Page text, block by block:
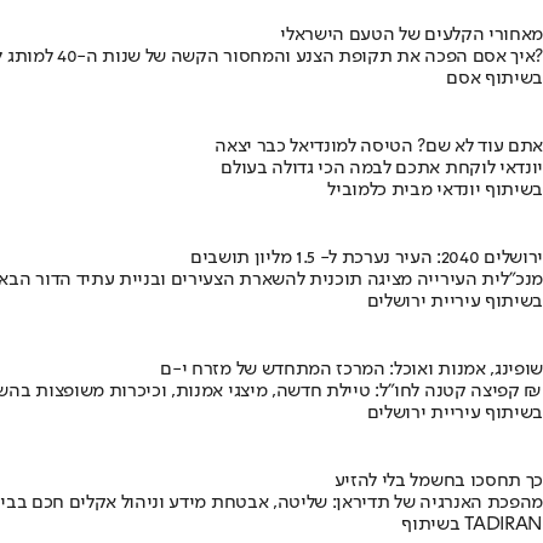
מאחורי הקלעים של הטעם הישראלי
איך אסם הפכה את תקופת הצנע והמחסור הקשה של שנות ה-40 למותג לאומי?
בשיתוף אסם
אתם עוד לא שם? הטיסה למונדיאל כבר יצאה
יונדאי לוקחת אתכם לבמה הכי גדולה בעולם
בשיתוף יונדאי מבית כלמוביל
ירושלים 2040: העיר נערכת ל- 1.5 מליון תושבים
מנכ"לית העירייה מציגה תוכנית להשארת הצעירים ובניית עתיד הדור
בשיתוף עיריית ירושלים
שופינג, אמנות ואוכל: המרכז המתחדש של מזרח י-ם
קפיצה קטנה לחו"ל: טיילת חדשה, מיצגי אמנות, וכיכרות משופצות בהשקעה של 100 מיליון ₪
בשיתוף עיריית ירושלים
כך תחסכו בחשמל בלי להזיע
מהפכת האנרגיה של תדיראן: שליטה, אבטחת מידע וניהול אקלים חכם
בשיתוף TADIRAN